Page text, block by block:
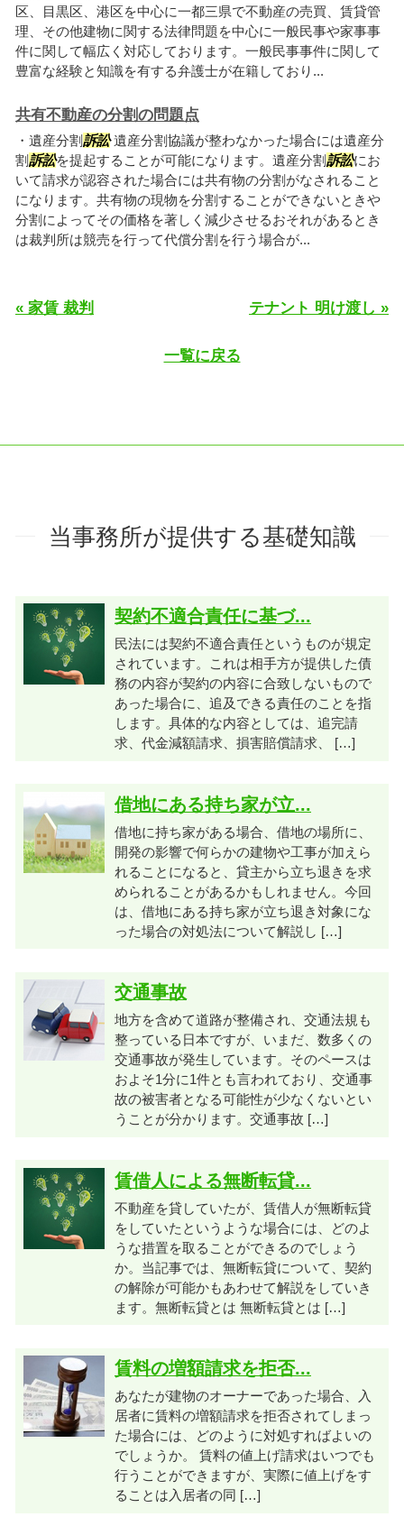
区、目黒区、港区を中心に一都三県で不動産の売買、賃貸管
理、その他建物に関する法律問題を中心に一般民事や家事事
件に関して幅広く対応しております。一般民事事件に関して
豊富な経験と知識を有する弁護士が在籍しており...
共有不動産の分割の問題点
・遺産分割訴訟遺産分割協議が整わなかった場合には遺産分
割訴訟を提起することが可能になります。遺産分割訴訟にお
いて請求が認容された場合には共有物の分割がなされること
になります。共有物の現物を分割することができないときや
分割によってその価格を著しく減少させるおそれがあるとき
は裁判所は競売を行って代償分割を行う場合が...
« 家賃 裁判 テナント 明け渡し »
一覧に戻る
当事務所が提供する基礎知識
契約不適合責任に基づ...
民法には契約不適合責任というものが規定
されています。これは相手方が提供した債
務の内容が契約の内容に合致しないもので
あった場合に、追及できる責任のことを指
します。具体的な内容としては、追完請
求、代金減額請求、損害賠償請求、 […]
借地にある持ち家が立...
借地に持ち家がある場合、借地の場所に、
開発の影響で何らかの建物や工事が加えら
れることになると、貸主から立ち退きを求
められることがあるかもしれません。今回
は、借地にある持ち家が立ち退き対象にな
った場合の対処法について解説し […]
交通事故
地方を含めて道路が整備され、交通法規も
整っている日本ですが、いまだ、数多くの
交通事故が発生しています。そのペースは
およそ1分に1件とも言われており、交通事
故の被害者となる可能性が少なくないとい
うことが分かります。交通事故 […]
賃借人による無断転貸...
不動産を貸していたが、賃借人が無断転貸
をしていたというような場合には、どのよ
うな措置を取ることができるのでしょう
か。当記事では、無断転貸について、契約
の解除が可能かもあわせて解説をしていき
ます。無断転貸とは 無断転貸とは […]
賃料の増額請求を拒否...
あなたが建物のオーナーであった場合、入
居者に賃料の増額請求を拒否されてしまっ
た場合には、どのように対処すればよいの
でしょうか。 賃料の値上げ請求はいつでも
行うことができますが、実際に値上げをす
ることは入居者の同 […]